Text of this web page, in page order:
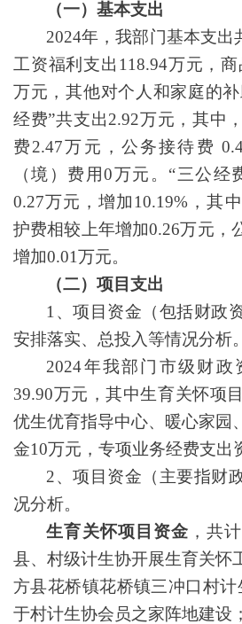
（一）基本支出
2024年，我部门基本支出
工资福利支出118.94万元，
万元，其他对个人和家庭的
经费”共支出2.92万元，其中
费2.47万元，公务接待费
（境）费用0万元。“三公经
0.27万元，增加10.19%，其
护费相较上年增加0.26万元，
增加0.01万元。
（二）项目支出
1、项目资金（包括财政
安排落实、总投入等情况分析。
2024年我部门市级财政
39.90万元，其中生育关怀项
优生优育指导中心、暖心家园
金10万元，专项业务经费支出
2、项目资金（主要指财
况分析。
生育关怀项目资金 ，共
县、村级计生协开展生育关怀
方县花桥镇花桥镇三冲口村计
于村计生协会员之家阵地建设